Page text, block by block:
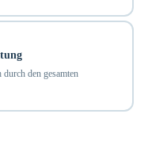
den gesamten